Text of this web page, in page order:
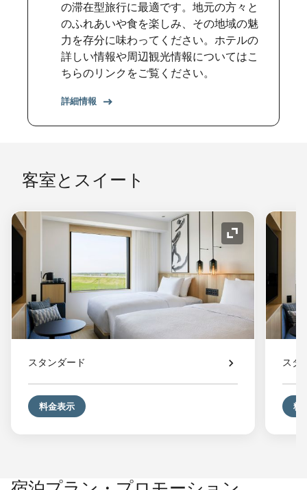
の滞在型旅行に最適です。地元の方々と
のふれあいや食を楽しみ、その地域の魅
力を存分に味わってください。ホテルの
詳しい情報や周辺観光情報についてはこ
ちらのリンクをご覧ください。
詳細情報
客室とスイート
アイコンの拡
スタンダード
料金表示
スタ
料